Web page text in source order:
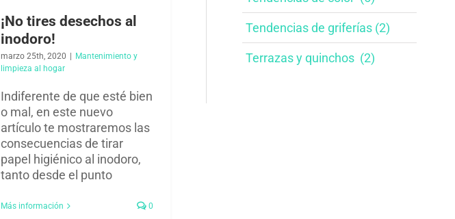
¡No tires desechos al
inodoro!
marzo 25th, 2020 | Mantenimiento y
limpieza al hogar​
Indiferente de que esté bien
o mal, en este nuevo
artículo te mostraremos las
consecuencias de tirar
papel higiénico al inodoro,
tanto desde el punto
Más información 0
Tendencias de griferías​ (2)
Terrazas y quinchos ​ (2)